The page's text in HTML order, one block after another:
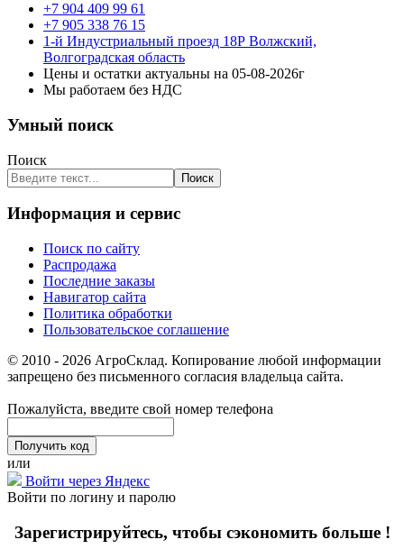
+7 904 409 99 61
+7 905 338 76 15
1-й Индустриальный проезд 18Р Волжский,
Волгоградская область
Цены и остатки актуальны на 05-08-2026г
Мы работаем без НДС
Умный поиск
Поиск
Поиск
Информация и сервис
Поиск по сайту
Распродажа
Последние заказы
Навигатор сайта
Политика обработки
Пользовательское соглашение
© 2010 - 2026 АгроСклад. Копирование любой информации
запрещено без письменного согласия владельца сайта.
Пожалуйста, введите свой номер телефона
или
Войти через Яндекс
Войти по логину и паролю
Зарегистрируйтесь, чтобы сэкономить больше !